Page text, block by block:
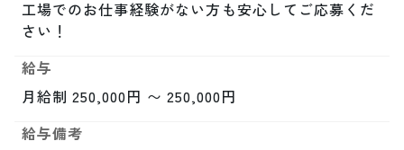
工場でのお仕事経験がない方も安心してご応募くだ
さい！
給与
月給制 250,000円 〜 250,000円
給与備考